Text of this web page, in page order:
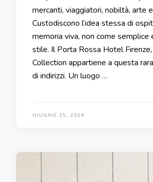
mercanti, viaggiatori, nobiltà, arte
Custodiscono l’idea stessa di
memoria viva, non come semplice
stile. Il Porta Rossa Hotel
Collection appartiene a questa
di indirizzi. Un luogo …
GIUGNO 25, 2026